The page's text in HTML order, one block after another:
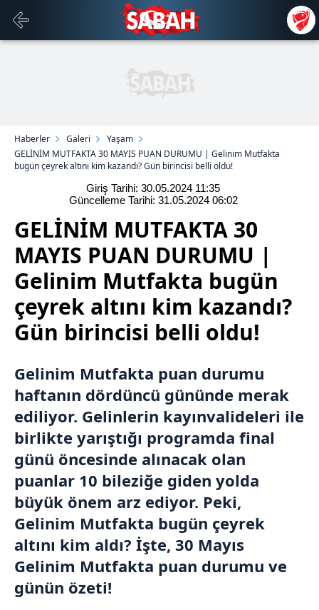
Haberler Galeri
Yaşam
GELİNİM MUTFAKTA 30 MAYIS PUAN DURUMU | Gelinim Mutfakta
bugün çeyrek altını kim kazandı? Gün birincisi belli oldu!
Giriş Tarihi: 30.05.2024 11:35
Güncelleme Tarihi: 31.05.2024 06:02
GELİNİM MUTFAKTA 30
MAYIS PUAN DURUMU |
Gelinim Mutfakta bugün
çeyrek altını kim kazandı?
Gün birincisi belli oldu!
Gelinim Mutfakta puan durumu
haftanın dördüncü gününde merak
ediliyor. Gelinlerin kayınvalideleri ile
birlikte yarıştığı programda final
günü öncesinde alınacak olan
puanlar 10 bileziğe giden yolda
büyük önem arz ediyor. Peki,
Gelinim Mutfakta bugün çeyrek
altını kim aldı? İşte, 30 Mayıs
Gelinim Mutfakta puan durumu ve
günün özeti!